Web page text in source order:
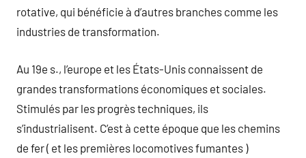
rotative, qui bénéficie à d’autres branches comme les
industries de transformation.
Au 19e s., l’europe et les États-Unis connaissent de
grandes transformations économiques et sociales.
Stimulés par les progrès techniques, ils
s’industrialisent. C’est à cette époque que les chemins
de fer ( et les premières locomotives fumantes )